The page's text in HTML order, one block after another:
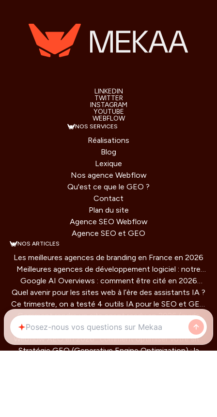
LINKEDIN
TWITTER
INSTAGRAM
YOUTUBE
WEBFLOW
NOS SERVICES
Réalisations
Blog
Lexique
Nos agence Webflow
Qu'est ce que le GEO ?
Contact
Plan du site
Agence SEO Webflow
Agence SEO et GEO
NOS ARTICLES
Les meilleures agences de branding en France en 2026
Meilleures agences de développement logiciel : notre
comparatif 2026
Google AI Overviews : comment être cité en 2026
(guide concret)
Quel avenir pour les sites web à l’ère des assistants IA ?
Ce trimestre, on a testé 4 outils IA pour le SEO et GEO
: verdict honnête
Comment rendre un site agent ready en 2026 (guide
technique)
Prix d'un site vitrine en 2026 : combien ça coûte
vraiment ?
Webflow AEO en 2026 : comment optimiser votre site
pour être cité par les moteurs IA
Stratégie GEO (Generative Engine Optimization) : la